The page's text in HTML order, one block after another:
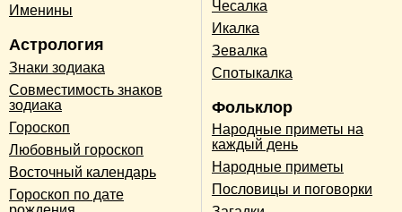
Именины
Астрология
Знаки зодиака
Совместимость знаков
зодиака
Гороскоп
Любовный гороскоп
Восточный календарь
Гороскоп по дате
Чесалка
Икалка
Зевалка
Спотыкалка
Фольклор
Народные приметы на
каждый день
Народные приметы
Пословицы и поговорки